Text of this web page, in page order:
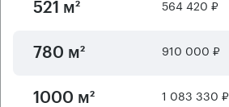
521 м² 564 420 ₽
780 м² 910 000 ₽
1000 м² 1 083 330 ₽